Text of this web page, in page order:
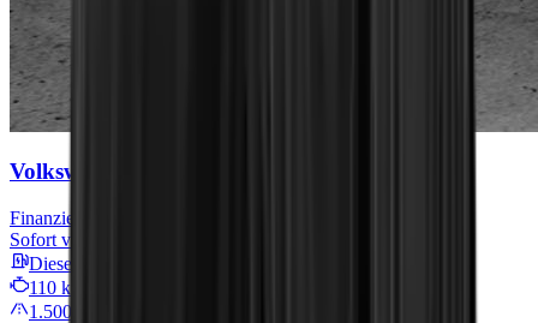
Volkswagen Transporter Kasten
Finanzieren für
Sofort verfügbar
Diesel
110 kW/149 PS
1.500 km